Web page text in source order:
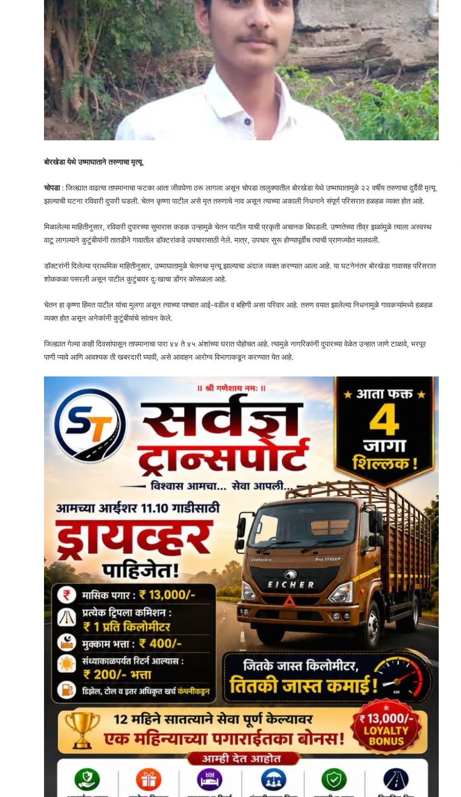
बोरखेडा येथे उष्माघाताने तरुणाचा मृत्यू
चोपडा: जिल्ह्यात वाढत्या तापमानाचा फटका आता जीवघेणा ठरू लागला असून चोपडा तालुक्यातील बोरखेडा येथे उष्माघातामुळे २२ वर्षीय तरुणाचा दुर्दैवी मृत्यू
झाल्याची घटना रविवारी दुपारी घडली. चेतन कृष्णा पाटील असे मृत तरुणाचे नाव असून त्याच्या अकाली निधनाने संपूर्ण परिसरात हळहळ व्यक्त होत आहे.
मिळालेल्या माहितीनुसार, रविवारी दुपारच्या सुमारास कडक उन्हामुळे चेतन पाटील याची प्रकृती अचानक बिघडली. उष्णतेच्या तीव्र झळांमुळे त्याला अस्वस्थ
वाटू लागल्याने कुटुंबीयांनी तातडीने गावातील डॉक्टरांकडे उपचारासाठी नेले. मात्र, उपचार सुरू होण्यापूर्वीच त्याची प्राणज्योत मालवली.
डॉक्टरांनी दिलेल्या प्राथमिक माहितीनुसार, उष्माघातामुळे चेतनचा मृत्यू झाल्याचा अंदाज व्यक्त करण्यात आला आहे. या घटनेनंतर बोरखेडा गावासह परिसरात
शोककळा पसरली असून पाटील कुटुंबावर दुःखाचा डोंगर कोसळला आहे.
चेतन हा कृष्णा हिंमत पाटील यांचा मुलगा असून त्याच्या पश्चात आई-वडील व बहिणी असा परिवार आहे. तरुण वयात झालेल्या निधनामुळे गावकऱ्यांमध्ये हळहळ
व्यक्त होत असून अनेकांनी कुटुंबीयांचे सांत्वन केले.
जिल्ह्यात गेल्या काही दिवसांपासून तापमानाचा पारा ४४ ते ४५ अंशांच्या घरात पोहोचत आहे. त्यामुळे नागरिकांनी दुपारच्या वेळेत उन्हात जाणे टाळावे, भरपूर
पाणी प्यावे आणि आवश्यक ती खबरदारी घ्यावी, असे आवाहन आरोग्य विभागाकडून करण्यात येत आहे.